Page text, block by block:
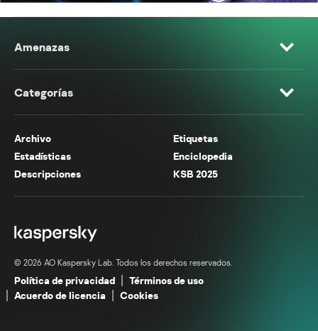
Amenazas
Categorías
Archivo
Etiquetas
Estadísticas
Enciclopedia
Descripciones
KSB 2025
© 2026 AO Kaspersky Lab. Todos los derechos reservados.
Política de privacidad
Términos de uso
Acuerdo de licencia
Cookies